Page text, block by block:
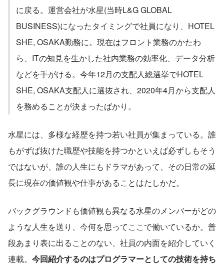
に戻る。運営会社が水星(当時L&G GLOBAL
BUSINESS)になったタイミングで社員になり、HOTEL
SHE, OSAKA勤務に。現在はフロント業務のかたわ
ら、ITの知見を生かした社内業務の効率化、データ分析
などを手がける。今年12月の支配人総選挙でHOTEL
SHE, OSAKA支配人に選抜され、2020年4月から支配人
を務めることが決まったばかり。
水星には、多様な経歴を持つ若い社員が集まっている。誰
もがずば抜けた職歴や技能を持つかといえば必ずしもそう
ではないが、誰の人生にもドラマがあって、その日常の延
長に現在の価値観や仕事があることはたしかだ。
バックグラウンドも価値観も異なる水星のメンバーがどの
ような人生を送り、今何を思ってここで働いているか。普
段あまり表に出ることのない、社員の内面を紹介していく
連載。 今回紹介するのはプログラマーとしての技術を持ち